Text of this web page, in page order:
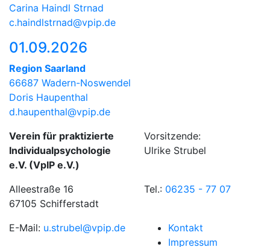
Carina Haindl Strnad
c.haindlstrnad@vpip.de
01.09.2026
Region Saarland
66687 Wadern-Noswendel
Doris Haupenthal
d.haupenthal@vpip.de
Verein für praktizierte
Individualpsychologie
e.V. (VpIP e.V.)
Vorsitzende:
Ulrike Strubel
Alleestraße 16
67105 Schifferstadt
Tel.: 06235 - 77 07
E-Mail: u.strubel@vpip.de
Kontakt
Impressum